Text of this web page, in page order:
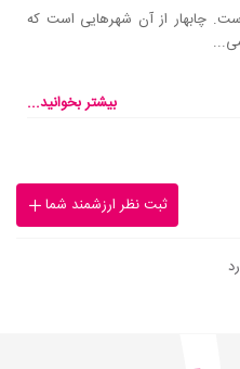
چابهار از آن شهرهایی است که
بیشتر بخوانید...
ثبت نظر ارزشمند شما